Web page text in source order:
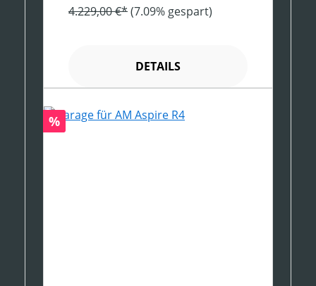
4.229,00 €*(7.09% gespart)
DETAILS
Rabatt
%